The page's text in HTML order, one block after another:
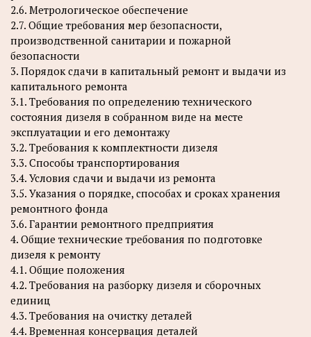
2.6. Метрологическое обеспечение
2.7. Общие требования мер безопасности,
производственной санитарии и пожарной
безопасности
3. Порядок сдачи в капитальный ремонт и выдачи из
капитального ремонта
3.1. Требования по определению технического
состояния дизеля в собранном виде на месте
эксплуатации и его демонтажу
3.2. Требования к комплектности дизеля
3.3. Способы транспортирования
3.4. Условия сдачи и выдачи из ремонта
3.5. Указания о порядке, способах и сроках хранения
ремонтного фонда
3.6. Гарантии ремонтного предприятия
4. Общие технические требования по подготовке
дизеля к ремонту
4.1. Общие положения
4.2. Требования на разборку дизеля и сборочных
единиц
4.3. Требования на очистку деталей
4.4. Временная консервация деталей